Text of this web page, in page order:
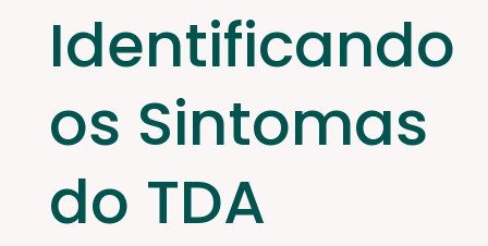
Identificando
os Sintomas
do TDA